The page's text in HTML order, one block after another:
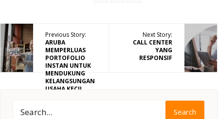
Previous Story:
ARUBA
MEMPERLUAS
PORTOFOLIO
INSTAN UNTUK
MENDUKUNG
KELANGSUNGAN
USAHA KECIL
KAPASITAS YANG
Next Story:
CALL CENTER
YANG
RESPONSIF
Search